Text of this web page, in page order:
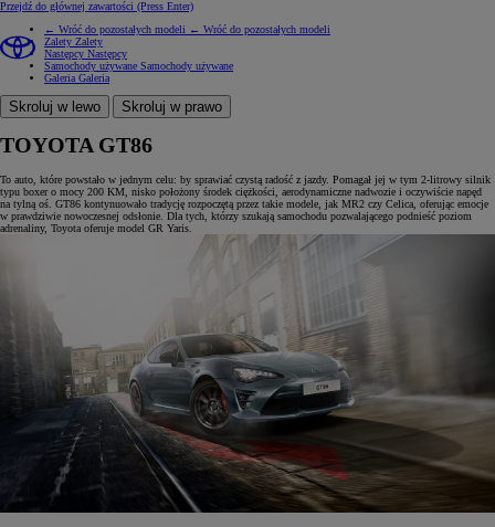
Przejdź do głównej zawartości (Press Enter)
← Wróć do pozostałych modeli ← Wróć do pozostałych modeli
Zalety Zalety
Następcy Następcy
Samochody używane Samochody używane
Galeria Galeria
Skroluj w lewo Skroluj w prawo
TOYOTA GT86
To auto, które powstało w jednym celu: by sprawiać czystą radość z jazdy. Pomagał jej w tym 2-litrowy silnik
typu boxer o mocy 200 KM, nisko położony środek ciężkości, aerodynamiczne nadwozie i oczywiście napęd
na tylną oś. GT86 kontynuowało tradycję rozpoczętą przez takie modele, jak MR2 czy Celica, oferując emocje
w prawdziwie nowoczesnej odsłonie. Dla tych, którzy szukają samochodu pozwalającego podnieść poziom
adrenaliny, Toyota oferuje model GR Yaris.